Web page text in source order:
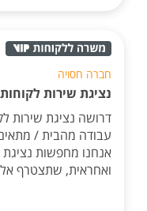
חברה חסויה
נציגת שירות לקוחות
דרושה נציגת שירות
עבודה מהבית /
אנחנו מחפשות נציגת
ואחראית, שתצטרף